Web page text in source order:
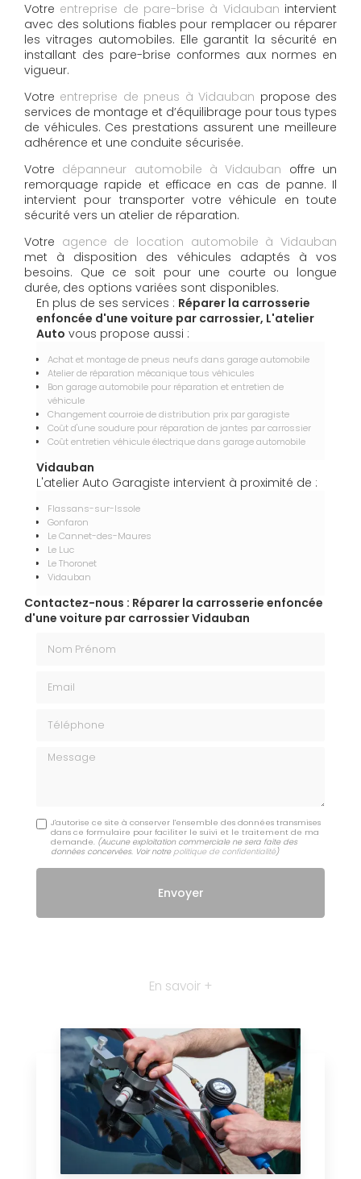
Votre entreprise de pare-brise à Vidauban intervient
avec des solutions fiables pour remplacer ou réparer
les vitrages automobiles. Elle garantit la sécurité en
installant des pare-brise conformes aux normes en
vigueur.
Votre entreprise de pneus à Vidauban propose des
services de montage et d’équilibrage pour tous types
de véhicules. Ces prestations assurent une meilleure
adhérence et une conduite sécurisée.
Votre dépanneur automobile à Vidauban offre un
remorquage rapide et efficace en cas de panne. Il
intervient pour transporter votre véhicule en toute
sécurité vers un atelier de réparation.
Votre agence de location automobile à Vidauban
met à disposition des véhicules adaptés à vos
besoins. Que ce soit pour une courte ou longue
durée, des options variées sont disponibles.
En plus de ses services : Réparer la carrosserie
enfoncée d'une voiture par carrossier, L'atelier
Auto vous propose aussi :
Achat et montage de pneus neufs dans garage automobile
Atelier de réparation mécanique tous véhicules
Bon garage automobile pour réparation et entretien de
véhicule
Changement courroie de distribution prix par garagiste
Coût d'une soudure pour réparation de jantes par carrossier
Coût entretien véhicule électrique dans garage automobile
Vidauban
L'atelier Auto Garagiste intervient à proximité de :
Flassans-sur-Issole
Gonfaron
Le Cannet-des-Maures
Le Luc
Le Thoronet
Vidauban
Contactez-nous : Réparer la carrosserie enfoncée
d'une voiture par carrossier Vidauban
Message
J'autorise ce site à conserver l'ensemble des données transmises
dans ce formulaire pour faciliter le suivi et le traitement de ma
demande. (Aucune exploitation commerciale ne sera faite des
données concervées. Voir notre politique de confidentialité)
En savoir +